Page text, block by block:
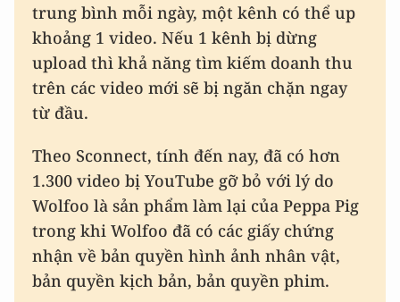
trung bình mỗi ngày, một kênh có thể up
khoảng 1 video. Nếu 1 kênh bị dừng
upload thì khả năng tìm kiếm doanh thu
trên các video mới sẽ bị ngăn chặn ngay
từ đầu.
Theo Sconnect, tính đến nay, đã có hơn
1.300 video bị YouTube gỡ bỏ với lý do
Wolfoo là sản phẩm làm lại của Peppa Pig
trong khi Wolfoo đã có các giấy chứng
nhận về bản quyền hình ảnh nhân vật,
bản quyền kịch bản, bản quyền phim.